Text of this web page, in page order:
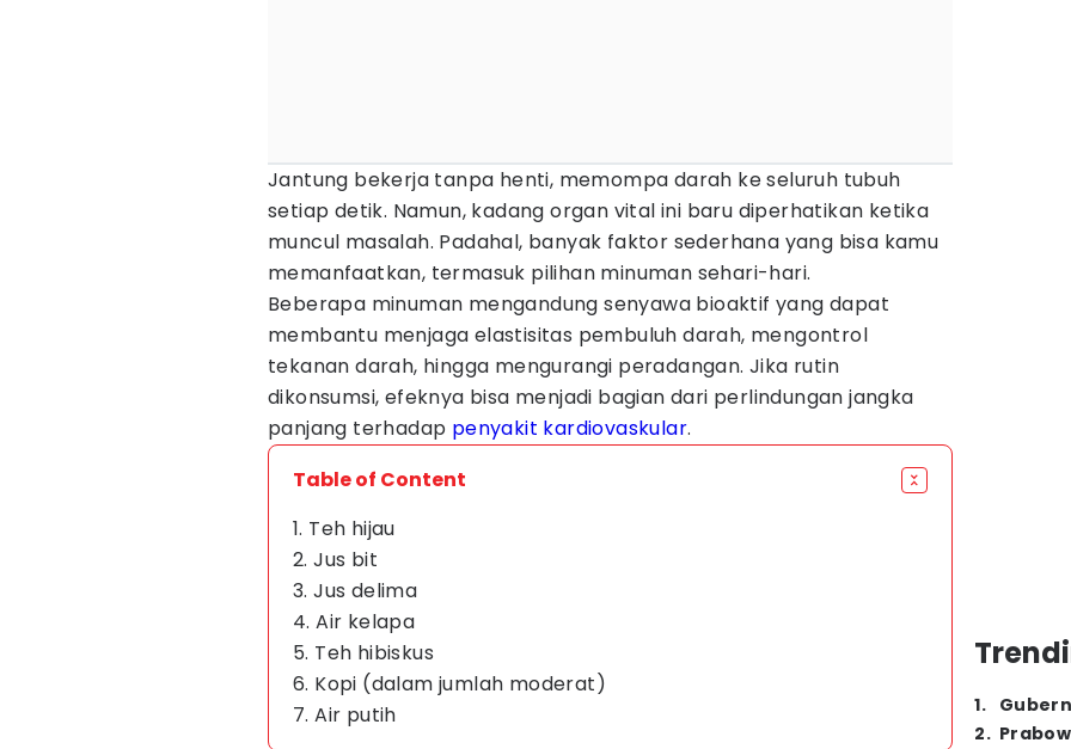
Jantung bekerja tanpa henti, memompa darah ke seluruh tubuh
setiap detik. Namun, kadang organ vital ini baru diperhatikan ketika
muncul masalah. Padahal, banyak faktor sederhana yang bisa kamu
memanfaatkan, termasuk pilihan minuman sehari-hari.
Beberapa minuman mengandung senyawa bioaktif yang dapat
membantu menjaga elastisitas pembuluh darah, mengontrol
tekanan darah, hingga mengurangi peradangan. Jika rutin
dikonsumsi, efeknya bisa menjadi bagian dari perlindungan jangka
panjang terhadap penyakit kardiovaskular.
Table of Content
1. Teh hijau
2. Jus bit
3. Jus delima
4. Air kelapa
5. Teh hibiskus
6. Kopi (dalam jumlah moderat)
7. Air putih
1.
2.